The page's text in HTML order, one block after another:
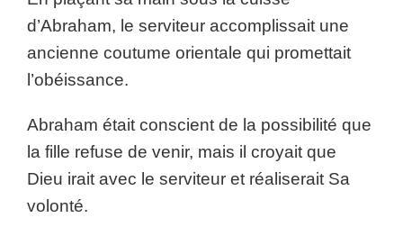
d’Abraham, le serviteur accomplissait une
ancienne coutume orientale qui promettait
l’obéissance.
Abraham était conscient de la possibilité que
la fille refuse de venir, mais il croyait que
Dieu irait avec le serviteur et réaliserait Sa
volonté.